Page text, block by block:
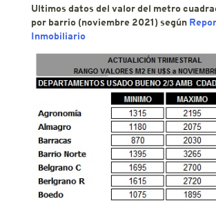
Ultimos datos del valor del metro
por barrio (noviembre 2021) según
Inmobiliario